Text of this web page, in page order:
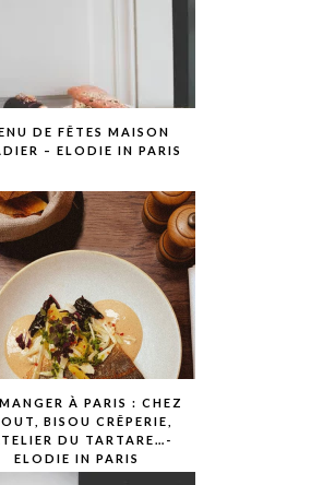
DE FÊTES MAISON
– ELODIE IN PARIS
À PARIS : CHEZ
BISOU CRÊPERIE,
DU TARTARE…-
ELODIE IN PARIS